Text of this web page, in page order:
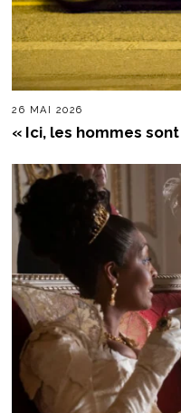
26 MAI 2026
« Ici, les hommes